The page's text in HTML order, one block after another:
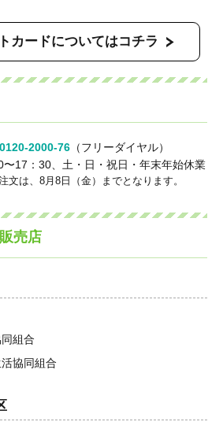
カードについてはコチラ
0120-2000-76 （フリーダイヤル）
〜17：30、土・日・祝日・年末年始休業
文は、8月8日（金）までとなります。
売店
組合
協同組合